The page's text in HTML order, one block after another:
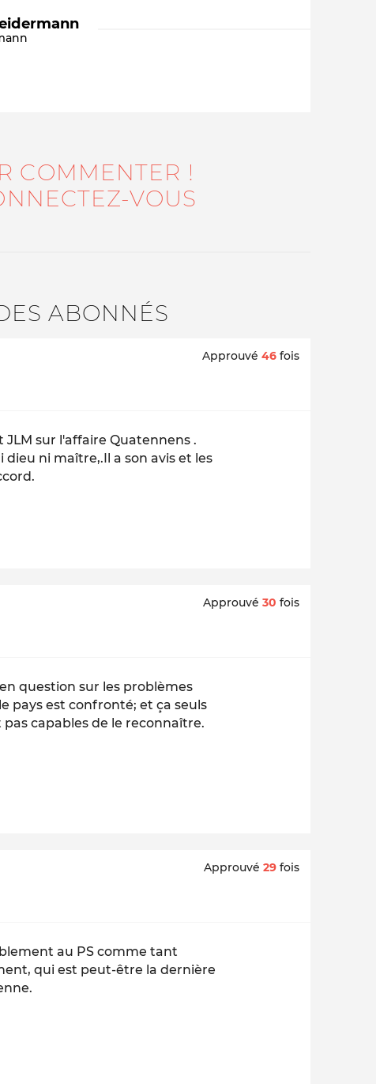
Qui sommes-nous ?
COMMENTER !
VOUS
ABONNÉS
Approuvé 46 fois
sur l'affaire Quatennens .
ni maître,.Il a son avis et les
Approuvé 30 fois
question sur les problèmes
pays est confronté; et ça seuls
capables de le reconnaître.
Approuvé 29 fois
au PS comme tant
qui est peut-être la dernière